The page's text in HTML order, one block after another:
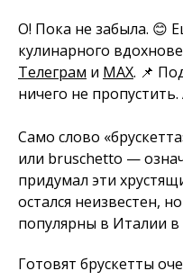
О! Пока не забыла. 😊
кулинарного
Телеграм и MAX. 📌
ничего не
Само слово
или bruschetto —
придумал эти
остался неизвестен,
популярны в Италии в
Готовят брускетты